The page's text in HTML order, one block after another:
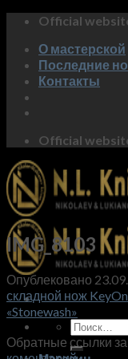
Skip
content
Official
О мастерской
Последние
Контакты
Official
Искать:
IMG_8103
Опублековано
складной нож
«Stonewash»
Обратные ссылки